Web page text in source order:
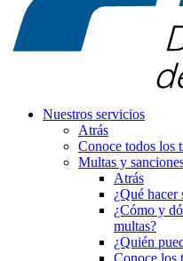
Nuestros servicios
Atrás
Conoce todos los
Multas y
Atrás
¿Qué hacer
¿Cómo y
multas?
¿Quién